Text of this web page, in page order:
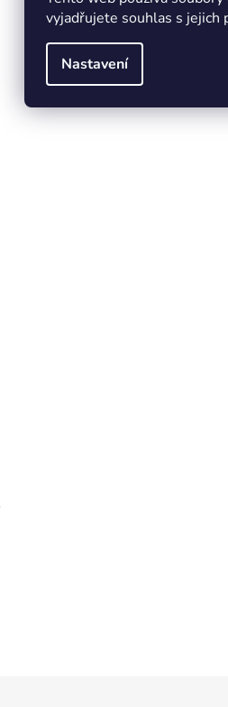
vyjadřujete souhlas s jejich
Nastavení